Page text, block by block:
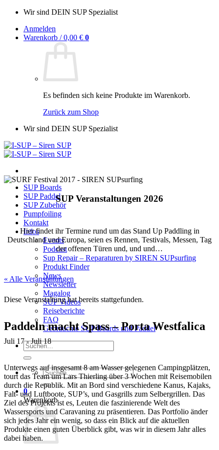
Zum
springen
Wir sind DEIN SUP Spezialist
Anmelden
Warenkorb /0,00 € 0
Es befinden sich keine Produkte im Warenkorb.
Zurück zum Shop
Wir sind DEIN SUP Spezialist
SUP Boards
SUP Paddel
SUP Zubehör
Pumpfoiling
Kontakt
Infos
Events
Podcast
Sup Repair – Reparaturen by SIREN SUPsurfing
Produkt Finder
News
Newsletter
Magalog
SUP Videos
Reiseberichte
FAQ
Gebrauchte SUP Boards und Paddel
Suchen
nach:
Suchen
nach:
0
Warenkorb
SUP Veranstaltungen 2026
Hier findet ihr Termine rund um das Stand Up Paddling in
Deutschland und Europa, seien es Rennen, Testivals, Messen, Tag
der offenen Türen und, und und…
« Alle Veranstaltungen
Diese Veranstaltung hat bereits stattgefunden.
Paddeln macht Spass – Porta Westfalica
Juli 17-Juli 18
Unterwegs auf insgesamt 8 am Wasser gelegenen Campingplätzen,
tourt das Team um Lars Thierling über 3 Wochen mit Reisemobilen
durch die Republik. Mit an Bord sind verschiedene Kanus, Kajaks,
Falt- und Luftboote, SUP’s, und Gasgrills zum Selbergrillen. Das
Ziel des Projekts ist es, Leuten die faszinierende Welt des
Wassersports und Caravaning zu präsentieren. Das Portfolio änder
sich jedes Jahr ein wenig, so dass ein Blick auf die aktuellen
Produkte einen guten Überblick gibt, was wir in diesem Jahr alles
dabei haben.